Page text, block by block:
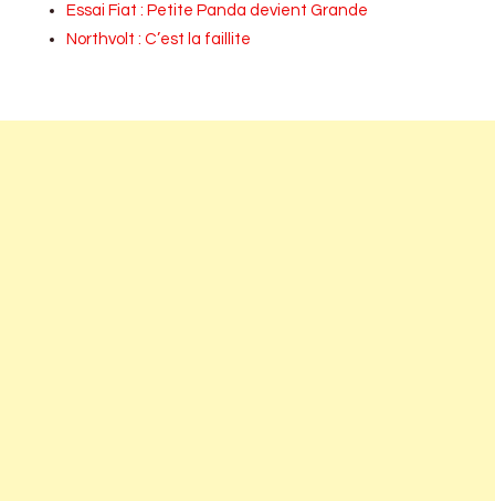
Essai Fiat : Petite Panda devient Grande
Northvolt : C’est la faillite